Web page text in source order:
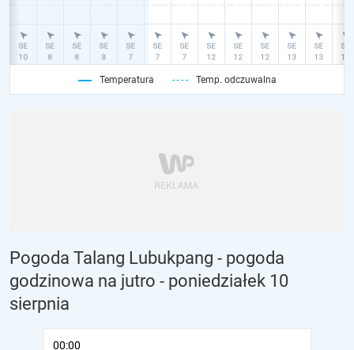
Temperatura Temp. odczuwalna
Pogoda Talang Lubukpang - pogoda
godzinowa na jutro - poniedziałek 10
sierpnia
00:00